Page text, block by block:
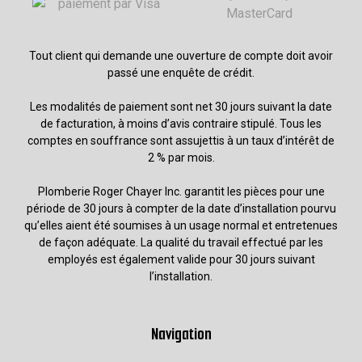
Tout client qui demande une ouverture de compte doit avoir
passé une enquête de crédit.
Les modalités de paiement sont net 30 jours suivant la date
de facturation, à moins d’avis contraire stipulé. Tous les
comptes en souffrance sont assujettis à un taux d’intérêt de
2 % par mois.
Plomberie Roger Chayer Inc. garantit les pièces pour une
période de 30 jours à compter de la date d’installation pourvu
qu’elles aient été soumises à un usage normal et entretenues
de façon adéquate. La qualité du travail effectué par les
employés est également valide pour 30 jours suivant
l’installation.
Navigation